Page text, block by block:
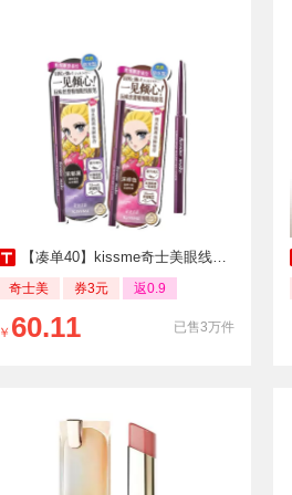
【凑单40】kissme奇士美眼线胶笔
奇士美 券3元 返0.9
已售3万件
￥ 60.11